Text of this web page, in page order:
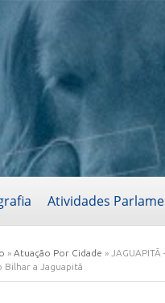
Atividades
» Atuação Por Cidade »
a Jaguapitã